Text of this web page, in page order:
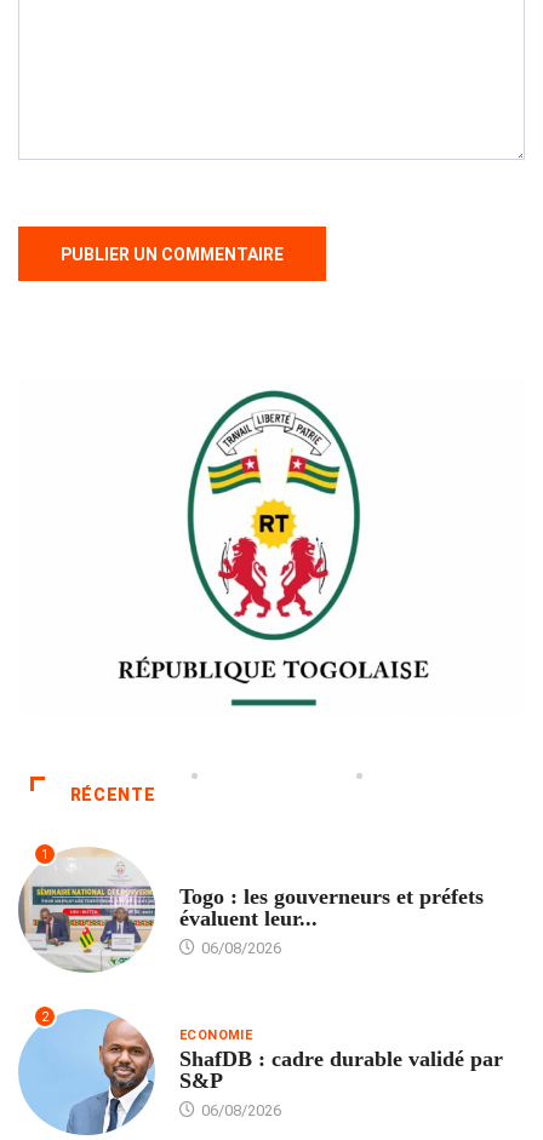
RÉCENTE
1
Togo : les gouverneurs et préfets
évaluent leur...
06/08/2026
2
ECONOMIE
ShafDB : cadre durable validé par
S&P
06/08/2026